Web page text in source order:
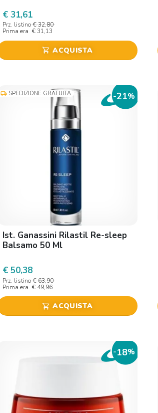
€ 31,61
Prz. listino € 32,80
Prima era € 31,13
shopping_cart ACQUISTA
local_shipping SPEDIZIONE GRATUITA -21%
Ist. Ganassini Rilastil Re-sleep
Balsamo 50 Ml
€ 50,38
Prz. listino € 63,90
Prima era € 49,96
shopping_cart ACQUISTA
-18%